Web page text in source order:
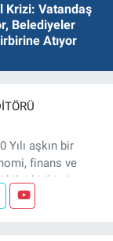
Krizi: Vatandaş
Belediyeler
Atıyor
aşkın bir
finans ve
bilgi birikimine
bir